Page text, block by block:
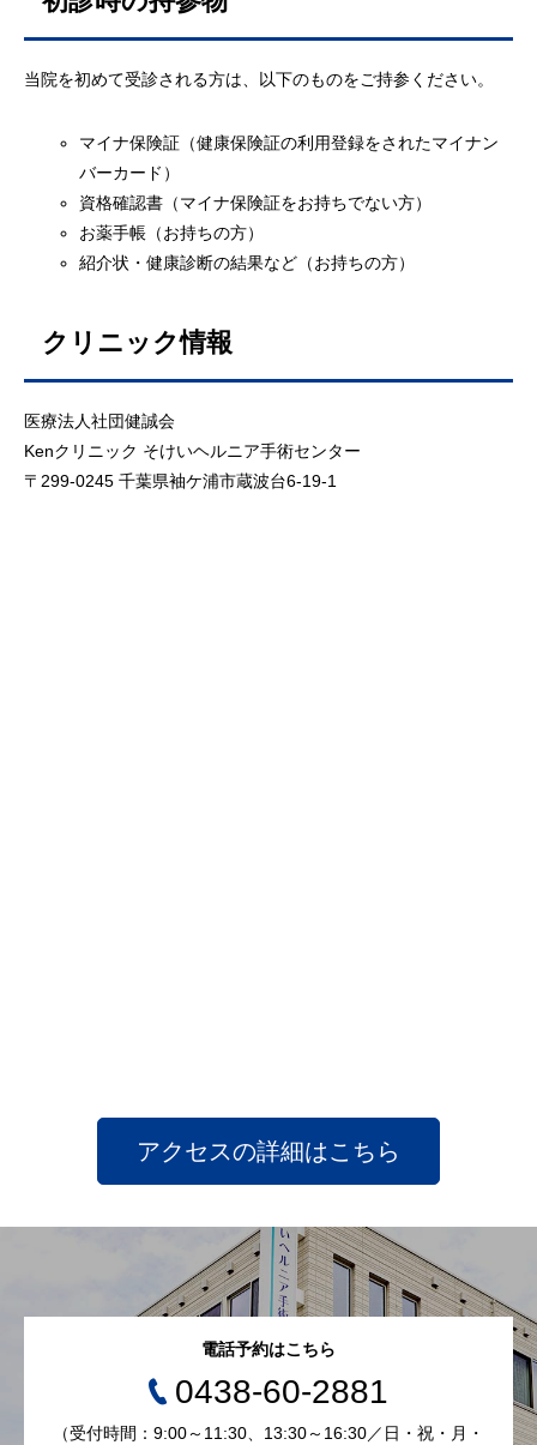
当院を初めて受診される方は、以下のものをご持参ください。
マイナ保険証（健康保険証の利用登録をされたマイナン
バーカード）
資格確認書（マイナ保険証をお持ちでない方）
お薬手帳（お持ちの方）
紹介状・健康診断の結果など（お持ちの方）
クリニック情報
医療法人社団健誠会
Kenクリニック そけいヘルニア手術センター
〒299-0245 千葉県袖ケ浦市蔵波台6-19-1
アクセスの詳細はこちら
電話予約はこちら
0438-60-2881
（受付時間：9:00～11:30、13:30～16:30／日・祝・月・